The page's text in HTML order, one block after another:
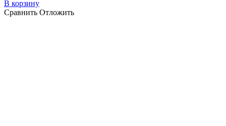
В корзину
Сравнить Отложить